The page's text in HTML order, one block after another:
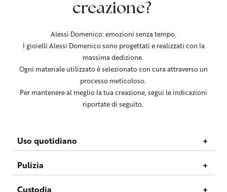
creazione?
Alessi Domenico: emozioni senza tempo.
I gioielli Alessi Domenico sono progettati e realizzati con la
massima dedizione.
Ogni materiale utilizzato è selezionato con cura attraverso un
processo meticoloso.
Per mantenere al meglio la tua creazione, segui le indicazioni
riportate di seguito.
Uso quotidiano
Pulizia
Custodia